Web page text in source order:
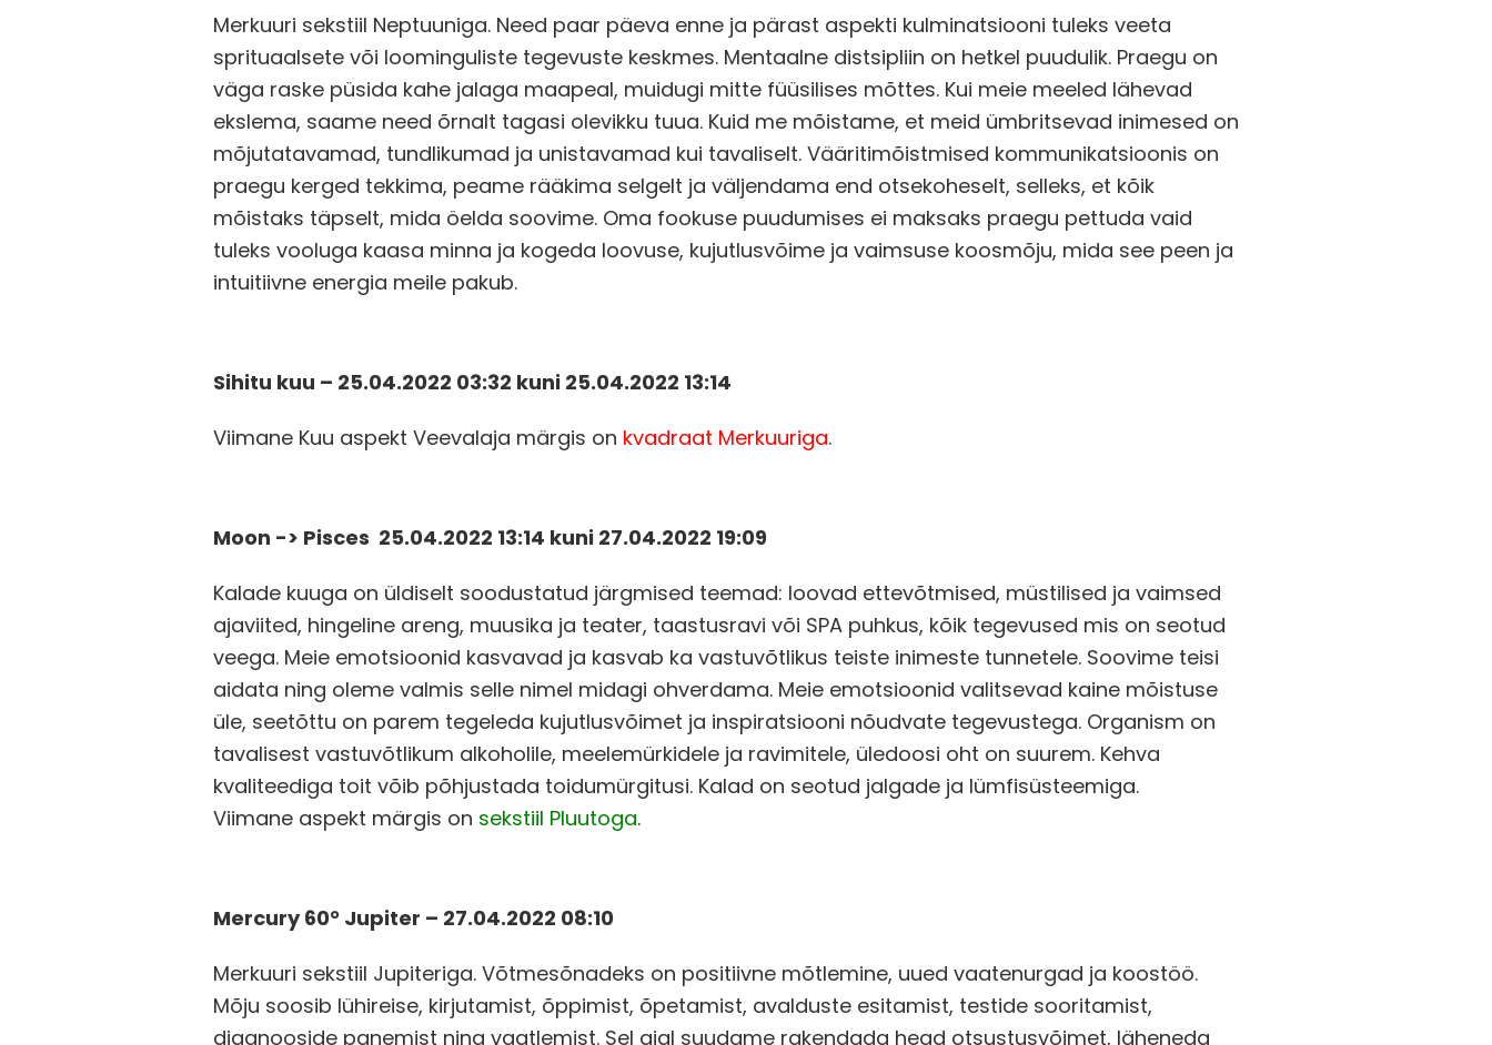
Merkuuri sekstiil Neptuuniga. Need paar päeva enne ja pärast aspekti kulminatsiooni tuleks veeta
sprituaalsete või loominguliste tegevuste keskmes. Mentaalne distsipliin on hetkel puudulik. Praegu on
väga raske püsida kahe jalaga maapeal, muidugi mitte füüsilises mõttes. Kui meie meeled lähevad
ekslema, saame need õrnalt tagasi olevikku tuua. Kuid me mõistame, et meid ümbritsevad inimesed on
mõjutatavamad, tundlikumad ja unistavamad kui tavaliselt. Vääritimõistmised kommunikatsioonis on
praegu kerged tekkima, peame rääkima selgelt ja väljendama end otsekoheselt, selleks, et kõik
mõistaks täpselt, mida öelda soovime. Oma fookuse puudumises ei maksaks praegu pettuda vaid
tuleks vooluga kaasa minna ja kogeda loovuse, kujutlusvõime ja vaimsuse koosmõju, mida see peen ja
intuitiivne energia meile pakub.
Sihitu kuu – 25.04.2022 03:32 kuni 25.04.2022 13:14
Viimane Kuu aspekt Veevalaja märgis on kvadraat Merkuuriga.
Moon -> Pisces 25.04.2022 13:14 kuni 27.04.2022 19:09
Kalade kuuga on üldiselt soodustatud järgmised teemad: loovad ettevõtmised, müstilised ja vaimsed
ajaviited, hingeline areng, muusika ja teater, taastusravi või SPA puhkus, kõik tegevused mis on seotud
veega. Meie emotsioonid kasvavad ja kasvab ka vastuvõtlikus teiste inimeste tunnetele. Soovime teisi
aidata ning oleme valmis selle nimel midagi ohverdama. Meie emotsioonid valitsevad kaine mõistuse
üle, seetõttu on parem tegeleda kujutlusvõimet ja inspiratsiooni nõudvate tegevustega. Organism on
tavalisest vastuvõtlikum alkoholile, meelemürkidele ja ravimitele, üledoosi oht on suurem. Kehva
kvaliteediga toit võib põhjustada toidumürgitusi. Kalad on seotud jalgade ja lümfisüsteemiga.
Viimane aspekt märgis on sekstiil Pluutoga.
Mercury 60° Jupiter – 27.04.2022 08:10
Merkuuri sekstiil Jupiteriga. Võtmesõnadeks on positiivne mõtlemine, uued vaatenurgad ja koostöö.
Mõju soosib lühireise, kirjutamist, õppimist, õpetamist, avalduste esitamist, testide sooritamist,
diagnooside panemist ning vaatlemist. Sel ajal suudame rakendada head otsustusvõimet, läheneda